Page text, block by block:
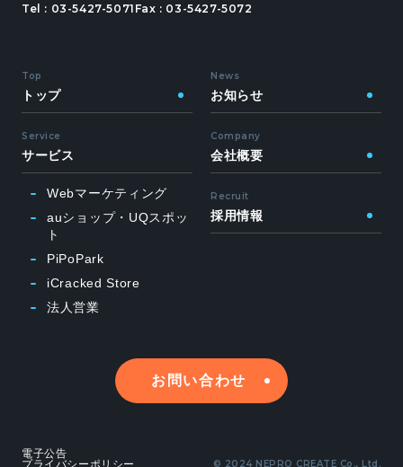
Tel : 03-5427-5071 Fax : 03-5427-5072
Top
トップ
News
お知らせ
Service
サービス
Webマーケティング
auショップ・UQスポッ
ト
PiPoPark
iCracked Store
法人営業
Company
会社概要
Recruit
採用情報
お問い合わせ
電子公告
プライバシーポリシー
© 2024 NEPRO CREATE Co., Ltd.